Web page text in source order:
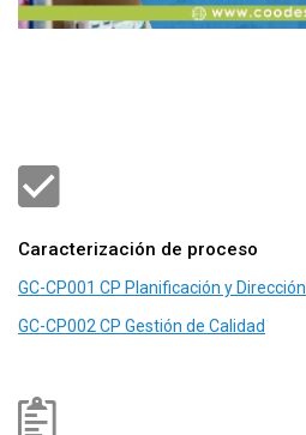
Caracterización de proceso
GC-CP001 CP Planificación y Dirección
GC-CP002 CP Gestión de Calidad